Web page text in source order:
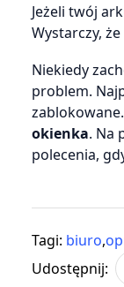
Jeżeli twój
Wystarczy,
Niekiedy
problem.
okienka. Na
polecenia,
Tagi: biuro,
Udostępnij: